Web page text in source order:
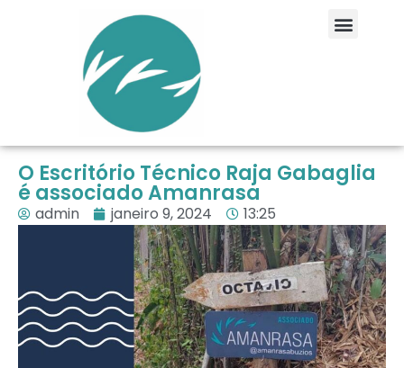
O Escritório Técnico Raja Gabaglia
é associado Amanrasa
admin janeiro 9, 2024 13:25